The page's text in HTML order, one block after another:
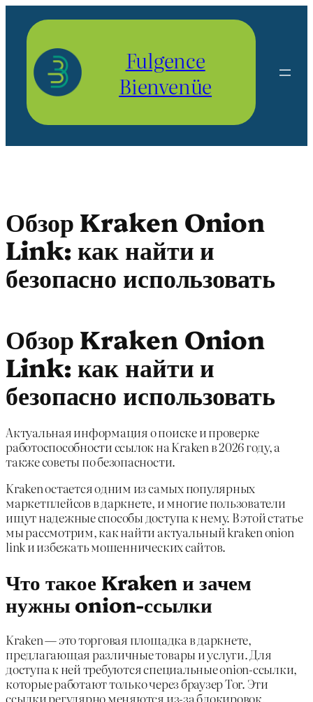
contenu
Fulgence
Bienvenüe
Обзор Kraken Onion
Link: как найти и
безопасно использовать
Обзор Kraken Onion
Link: как найти и
безопасно использовать
Актуальная информация о поиске и проверке
работоспособности ссылок на Kraken в 2026 году, а
также советы по безопасности.
Kraken остается одним из самых популярных
маркетплейсов в даркнете, и многие пользователи
ищут надежные способы доступа к нему. В этой статье
мы рассмотрим, как найти актуальный kraken onion
link и избежать мошеннических сайтов.
Что такое Kraken и зачем
нужны onion-ссылки
Kraken — это торговая площадка в даркнете,
предлагающая различные товары и услуги. Для
доступа к ней требуются специальные onion-ссылки,
которые работают только через браузер Tor. Эти
ссылки регулярно меняются из-за блокировок,